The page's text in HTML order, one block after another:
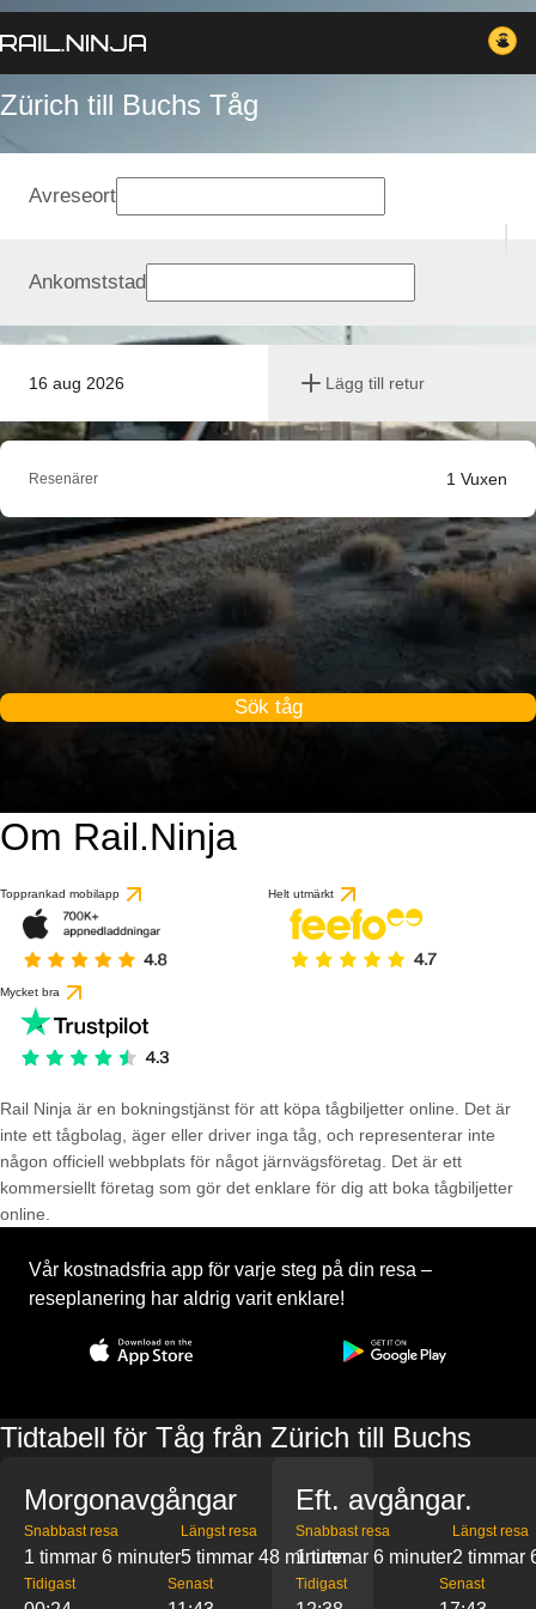
Zürich till Buchs Tåg
16 aug 2026 Lägg till retur
Avreseort
Ankomststad
Resenärer 1 Vuxen
Sök tåg
Om Rail.Ninja
Topprankad mobilapp Helt utmärkt
Mycket bra
Rail Ninja är en bokningstjänst för att köpa tågbiljetter online. Det är
inte ett tågbolag, äger eller driver inga tåg, och representerar inte
någon officiell webbplats för något järnvägsföretag. Det är ett
kommersiellt företag som gör det enklare för dig att boka tågbiljetter
online.
Vår kostnadsfria app för varje steg på din resa –
reseplanering har aldrig varit enklare!
Tidtabell för Tåg från Zürich till Buchs
Morgonavgångar
Snabbast resa
1 timmar 6 minuter
Längst resa
5 timmar 48 minuter
Tidigast Senast
Eft. avgångar.
Snabbast resa
1 timmar 6 minuter
Längst resa
2 timmar
Tidigast Senast